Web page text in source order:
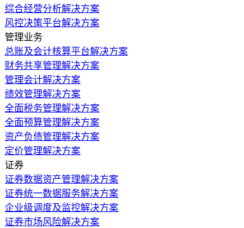
综合经营分析解决方案
风控决策平台解决方案
管理业务
总账及会计核算平台解决方案
财务共享管理解决方案
管理会计解决方案
绩效管理解决方案
全面税务管理解决方案
全面预算管理解决方案
资产负债管理解决方案
定价管理解决方案
证券
证券数据资产管理解决方案
证券统一数据服务解决方案
企业级调度及监控解决方案
证券市场风险解决方案